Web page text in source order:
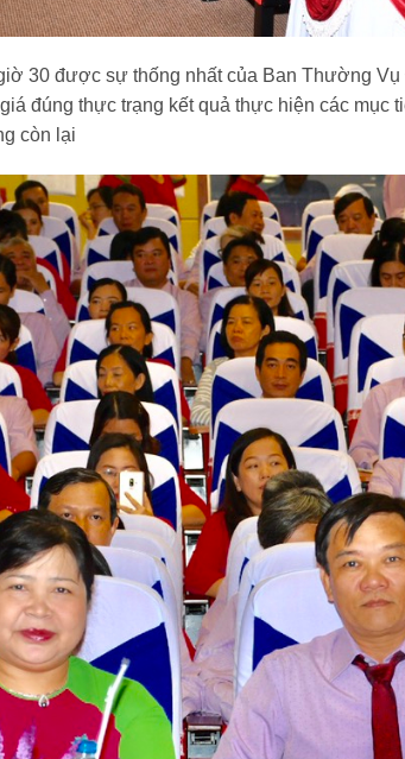
30 được sự thống nhất của Ban Thường
đúng thực trạng kết quả thực hiện các
còn lại